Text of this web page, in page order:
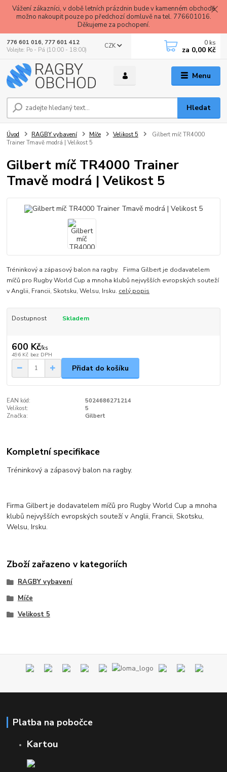
Vážení zákazníci, v době letních prázdnin bude v kamenném obchodě
možno nakoupit pouze po předchozí domluvě na tel. 776601016.
Děkujeme za pochopení.
Menu
CZK
Hledat
776 601 016, 777 601 412
Volejte: Po - Pá (10:00 - 18:00)
0 ks
za 0,00 Kč
Úvod RAGBY vybavení Míče Velikost 5
Gilbert míč TR4000
Trainer Tmavě modrá | Velikost 5
Gilbert míč TR4000 Trainer
Tmavě modrá | Velikost 5
Tréninkový a zápasový balon na ragby. Firma Gilbert je dodavatelem
míčů pro Rugby World Cup a mnoha klubů nejvyšších evropských souteží
v Anglii, Francii, Skotsku, Welsu, Irsku. celý popis
Dostupnost Skladem
600 Kč/ks
496 Kč bez DPH
Přidat do košíku
EAN kód:
5024686271214
Velikost:
5
Značka:
Gilbert
Kompletní specifikace
Tréninkový a zápasový balon na ragby.
Firma Gilbert je dodavatelem míčů pro Rugby World Cup a mnoha
klubů nejvyšších evropských souteží v Anglii, Francii, Skotsku,
Welsu, Irsku.
Zboží zařazeno v kategoriích
RAGBY vybavení
Míče
Velikost 5
Platba na pobočce
Kartou